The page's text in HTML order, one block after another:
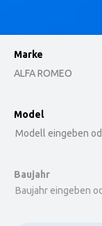
Marke
ALFA ROMEO
option , selected.
Model
Modell eingeben
Baujahr
Baujahr eingeben